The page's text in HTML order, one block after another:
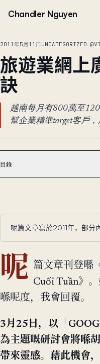
Chandler Nguyen
2011年5月11日 UNCATEGORIZED @VI
旅遊業網上
訣
越南每月有800萬至
幫企業精準target客戶
目錄
呢篇文章寫於2011年，部分
呢 篇文章刊登喺
Cuối Tuần》
喺呢度，我會回覆。
3月25日，以「
為主題嘅研討會將喺
帶來靈感。藉此機會